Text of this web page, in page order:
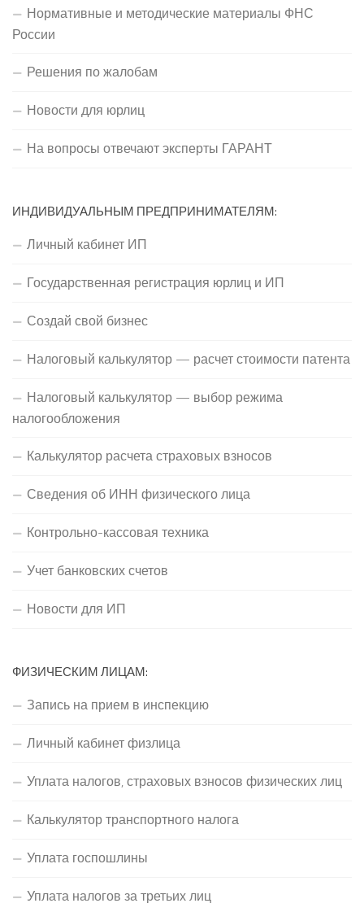
Нормативные и методические материалы ФНС
России
Решения по жалобам
Новости для юрлиц
На вопросы отвечают эксперты ГАРАНТ
ИНДИВИДУАЛЬНЫМ ПРЕДПРИНИМАТЕЛЯМ:
Личный кабинет ИП
Государственная регистрация юрлиц и ИП
Создай свой бизнес
Налоговый калькулятор — расчет стоимости патента
Налоговый калькулятор — выбор режима
налогообложения
Калькулятор расчета страховых взносов
Сведения об ИНН физического лица
Контрольно-кассовая техника
Учет банковских счетов
Новости для ИП
ФИЗИЧЕСКИМ ЛИЦАМ:
Запись на прием в инспекцию
Личный кабинет физлица
Уплата налогов, страховых взносов физических лиц
Калькулятор транспортного налога
Уплата госпошлины
Уплата налогов за третьих лиц